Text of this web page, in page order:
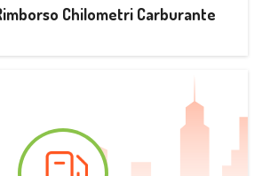
Chilometri Carburante